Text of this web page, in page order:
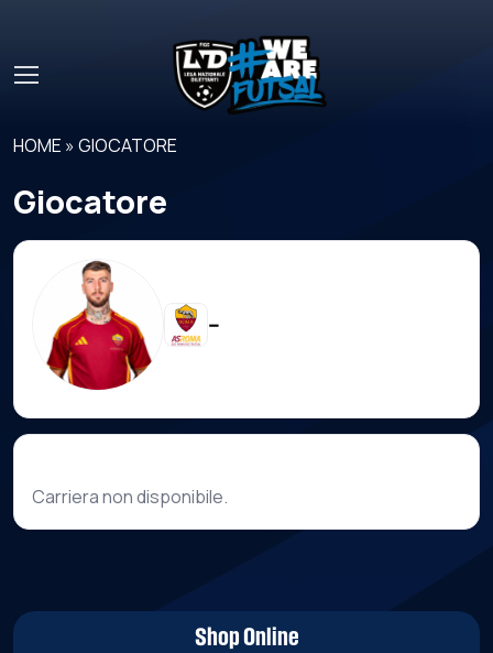
HOME »GIOCATORE
Giocatore
--
Carriera non disponibile.
Shop Online